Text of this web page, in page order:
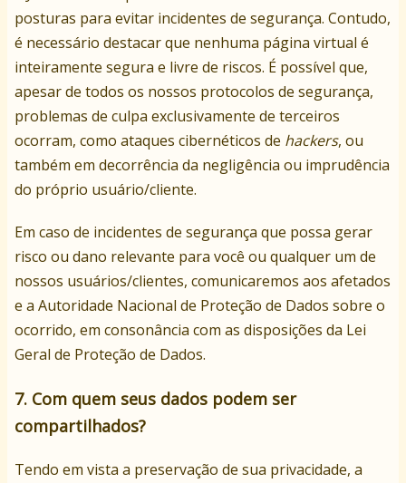
posturas para evitar incidentes de segurança. Contudo,
é necessário destacar que nenhuma página virtual é
inteiramente segura e livre de riscos. É possível que,
apesar de todos os nossos protocolos de segurança,
problemas de culpa exclusivamente de terceiros
ocorram, como ataques cibernéticos de hackers, ou
também em decorrência da negligência ou imprudência
do próprio usuário/cliente.
Em caso de incidentes de segurança que possa gerar
risco ou dano relevante para você ou qualquer um de
nossos usuários/clientes, comunicaremos aos afetados
e a Autoridade Nacional de Proteção de Dados sobre o
ocorrido, em consonância com as disposições da Lei
Geral de Proteção de Dados.
7. Com quem seus dados podem ser
compartilhados?
Tendo em vista a preservação de sua privacidade, a